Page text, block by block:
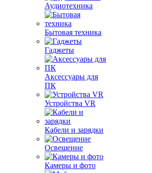
Аудиотехника
Бытовая техника
Гаджеты
Аксессуары для
ПК
Устройства VR
Кабели и зарядки
Освещение
Камеры и фото